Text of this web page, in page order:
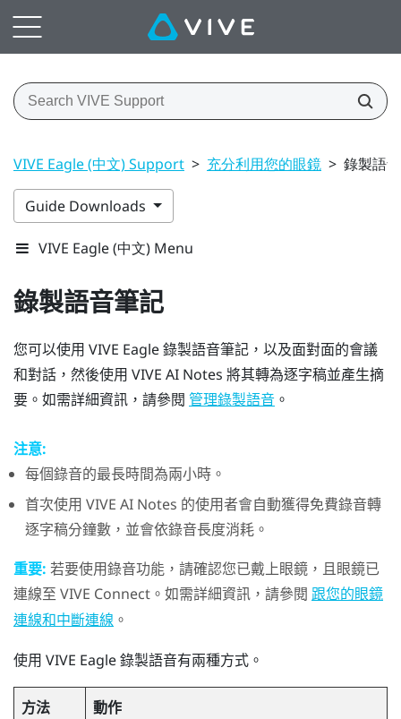
VIVE Eagle (中文) Support > 充分利用您的眼鏡 > 錄製語
Guide Downloads
VIVE Eagle (中文) Menu
錄製語音筆記
您可以使用 VIVE Eagle錄製語音筆記，以及面對面的會議
和對話，然後使用 VIVE AI Notes 將其轉為逐字稿並產生摘
要。如需詳細資訊，請參閱 管理錄製語音 。
注意:
每個錄音的最長時間為兩小時。
首次使用 VIVE AI Notes 的使用者會自動獲得免費錄音轉
逐字稿分鐘數，並會依錄音長度消耗。
重要: 若要使用錄音功能，請確認您已戴上眼鏡，且眼鏡已
連線至 VIVE Connect 。如需詳細資訊，請參閱 跟您的眼鏡
連線和中斷連線 。
使用 VIVE Eagle錄製語音有兩種方式。
方法 動作